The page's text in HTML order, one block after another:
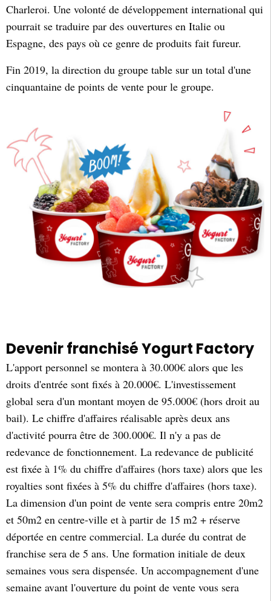
Charleroi. Une volonté de développement international qui
pourrait se traduire par des ouvertures en Italie ou
Espagne, des pays où ce genre de produits fait fureur.
Fin 2019, la direction du groupe table sur un total d'une
cinquantaine de points de vente pour le groupe.
Devenir franchisé Yogurt Factory
L'apport personnel se montera à 30.000€ alors que les
droits d'entrée sont fixés à 20.000€. L'investissement
global sera d'un montant moyen de 95.000€ (hors droit au
bail). Le chiffre d'affaires réalisable après deux ans
d'activité pourra être de 300.000€. Il n'y a pas de
redevance de fonctionnement. La redevance de publicité
est fixée à 1% du chiffre d'affaires (hors taxe) alors que les
royalties sont fixées à 5% du chiffre d'affaires (hors taxe).
La dimension d'un point de vente sera compris entre 20m2
et 50m2 en centre-ville et à partir de 15 m2 + réserve
déportée en centre commercial. La durée du contrat de
franchise sera de 5 ans. Une formation initiale de deux
semaines vous sera dispensée. Un accompagnement d'une
semaine avant l'ouverture du point de vente vous sera